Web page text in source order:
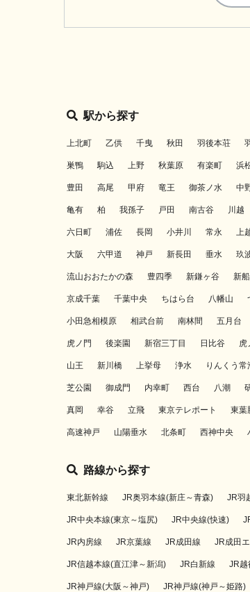
駅から探す
上北町 乙供 千曳 秋田 羽後本荘
巣鴨 駒込 上野 秋葉原 有楽町 浜
豊田 高尾 甲府 竜王 御茶ノ水 中
亀有 柏 我孫子 戸田 南古谷 川越
六日町 浦佐 長岡 小井川 常永 上
大阪 六甲道 神戸 新長田 垂水 玖
流山おおたかの森 豊四季 新鎌ヶ谷 新
京成千葉 千葉中央 ちはら台 八幡山
小田急相模原 相武台前 南林間 五月台
虎ノ門 後楽園 新宿三丁目 日比谷 虎
山王 新川橋 上挙母 浄水 りんくう常
芝公園 御成門 内幸町 西台 八潮
真岡 幸谷 立飛 東京テレポート 東葉
高速神戸 山陽垂水 北条町 西神中央
路線から探す
東北新幹線 JR奥羽本線(新庄～青森) JR羽
JR中央本線(東京～塩尻) JR中央線(快速)
JR内房線 JR京葉線 JR成田線 JR成田
JR信越本線(直江津～新潟) JR白新線 JR越
JR神戸線(大阪～神戸) JR神戸線(神戸～姫路)